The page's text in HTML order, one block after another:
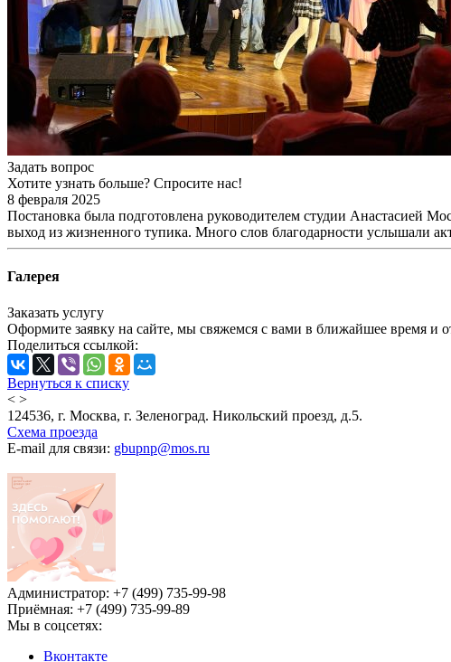
Задать вопрос
Хотите узнать больше? Спросите нас!
8 февраля 2025
Постановка была подготовлена руководителем студии Анастасией
выход из жизненного тупика. Много слов благодарности услышали
Галерея
Заказать услугу
Оформите заявку на сайте, мы свяжемся с вами в ближайшее время и
Поделиться ссылкой:
Вернуться к списку
< >
124536, г. Москва, г. Зеленоград. Никольский проезд, д.5.
Схема проезда
E-mail для связи: gbupnp@mos.ru
Администратор: +7 (499) 735-99-98
Приёмная: +7 (499) 735-99-89
Мы в соцсетях:
Вконтакте